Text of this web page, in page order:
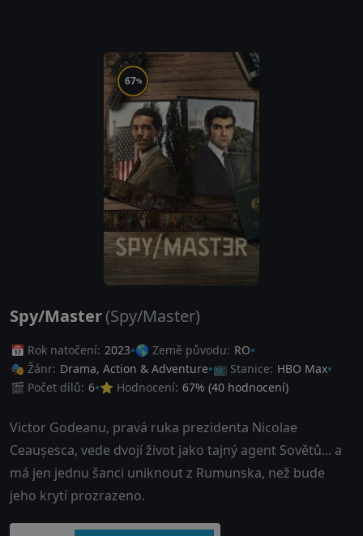
67%
Spy/Master(Spy/Master)
📅 Rok natočení: 2023 🌎 Země původu: RO
🎭 Žánr: Drama, Action & Adventure 📺 Stanice: HBO Max
🎬 Počet dílů: 6 ⭐ Hodnocení: 67% (40 hodnocení)
Victor Godeanu, pravá ruka prezidenta Nicolae
Ceaușesca, vede dvojí život jako tajný agent Sovětů... a
má jen jednu šanci uniknout z Rumunska, než bude
jeho krytí prozrazeno.